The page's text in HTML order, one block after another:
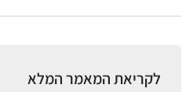
לקריאת המאמר המלא